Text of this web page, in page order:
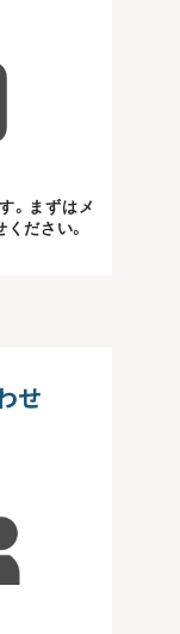
。まずはメ
ださい。
せ